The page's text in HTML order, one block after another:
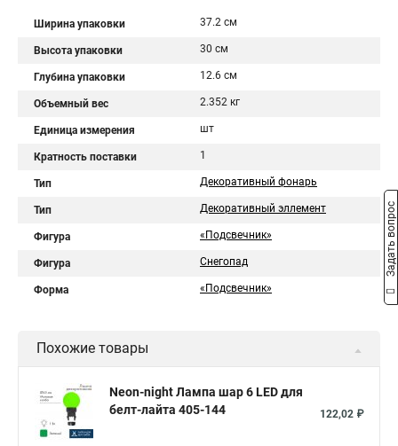
Ширина упаковки 37.2 см
Высота упаковки 30 см
Глубина упаковки 12.6 см
Объемный вес 2.352 кг
Единица измерения шт
Кратность поставки 1
Тип Декоративный фонарь
Тип Декоративный эллемент
Фигура «Подсвечник»
Фигура Снегопад
Форма «Подсвечник»
Похожие товары
Neon-night Лампа шар 6 LED для
белт-лайта 405-144
122,02 ₽
Задать вопрос